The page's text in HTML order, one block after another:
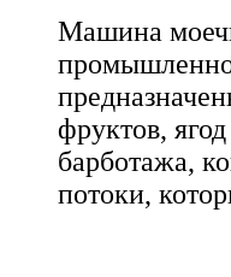
Машина
фруктов,
барботажа,
потоки,